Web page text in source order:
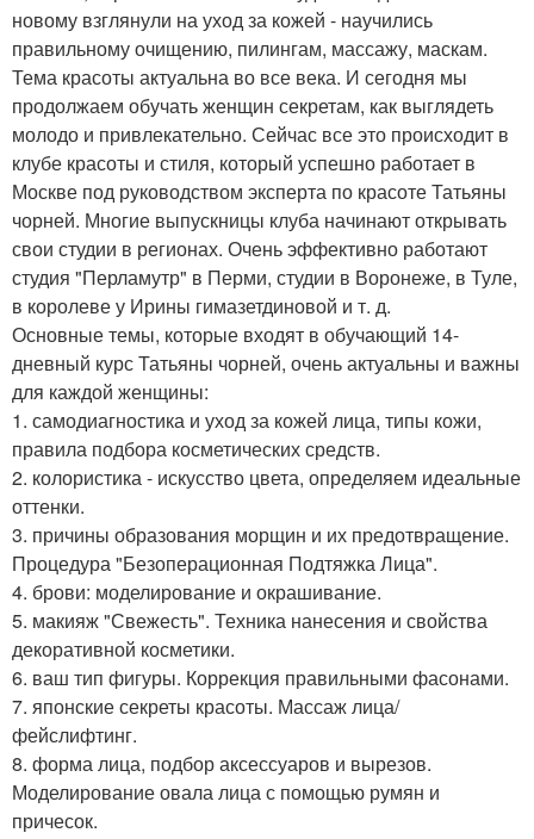
новому взглянули на уход за кожей - научились
правильному очищению, пилингам, массажу, маскам.
Тема красоты актуальна во все века. И сегодня мы
продолжаем обучать женщин секретам, как выглядеть
молодо и привлекательно. Сейчас все это происходит в
клубе красоты и стиля, который успешно работает в
Москве под руководством эксперта по красоте Татьяны
чорней. Многие выпускницы клуба начинают открывать
свои студии в регионах. Очень эффективно работают
студия "Перламутр" в Перми, студии в Воронеже, в Туле,
в королеве у Ирины гимазетдиновой и т. д.
Основные темы, которые входят в обучающий 14-
дневный курс Татьяны чорней, очень актуальны и важны
для каждой женщины:
1. самодиагностика и уход за кожей лица, типы кожи,
правила подбора косметических средств.
2. колористика - искусство цвета, определяем идеальные
оттенки.
3. причины образования морщин и их предотвращение.
Процедура "Безоперационная Подтяжка Лица".
4. брови: моделирование и окрашивание.
5. макияж "Свежесть". Техника нанесения и свойства
декоративной косметики.
6. ваш тип фигуры. Коррекция правильными фасонами.
7. японские секреты красоты. Массаж лица/
фейслифтинг.
8. форма лица, подбор аксессуаров и вырезов.
Моделирование овала лица с помощью румян и
причесок.